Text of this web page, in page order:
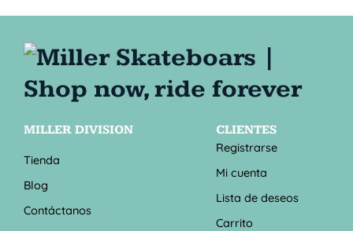
MILLER DIVISION
Tienda
Blog
Contáctanos
CLIENTES
Registrarse
Mi cuenta
Lista de deseos
Carrito